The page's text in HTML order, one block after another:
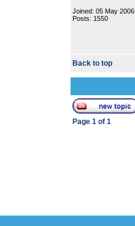
Joined: 05 May 2006
Posts: 1550
Back to top
Page 1 of 1